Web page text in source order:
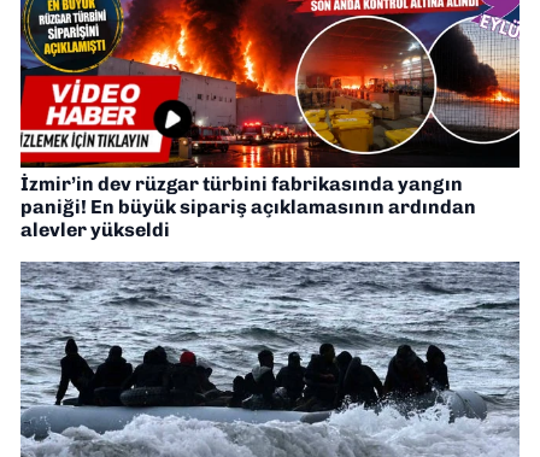
İzmir’in dev rüzgar türbini fabrikasında yangın
paniği! En büyük sipariş açıklamasının ardından
alevler yükseldi